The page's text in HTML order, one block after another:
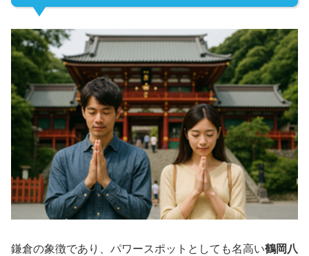
鎌倉の象徴であり、パワースポットとしても名高い鶴岡八